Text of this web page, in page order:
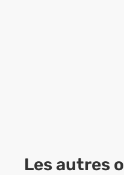
Les autres